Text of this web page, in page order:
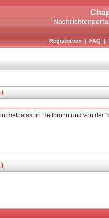
Registrieren|FAQ|
in Heilbronn und von